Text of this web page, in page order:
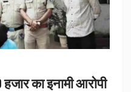
का इनामी आरोपी